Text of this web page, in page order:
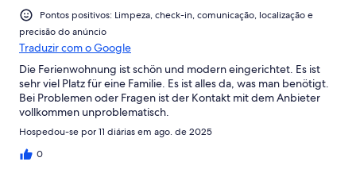
Pontos positivos: Limpeza, check-in, comunicação, localização e
precisão do anúncio
Traduzir com o Google
Die Ferienwohnung ist schön und modern eingerichtet. Es ist
sehr viel Platz für eine Familie. Es ist alles da, was man benötigt.
Bei Problemen oder Fragen ist der Kontakt mit dem Anbieter
vollkommen unproblematisch.
Hospedou-se por 11 diárias em ago. de 2025
0